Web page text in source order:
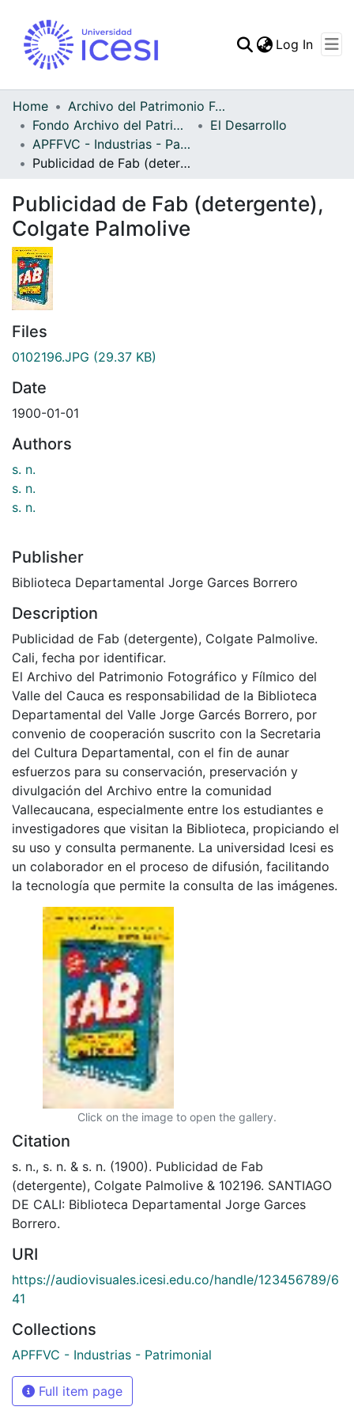
Statistics
Log In
Home
Archivo del Patrimonio Fotográfico y Fílmico del Valle del Cauca
Fondo Archivo del Patrimonio Fotográfico y Fílmico del Valle del Cauca
El Desarrollo
APFFVC - Industrias - Patrimonial
Publicidad de Fab (detergente), Colgate Palmolive
Publicidad de Fab (detergente),
Colgate Palmolive
Files
0102196.JPG (29.37 KB)
Date
1900-01-01
Authors
s. n.
s. n.
s. n.
Publisher
Biblioteca Departamental Jorge Garces Borrero
Description
Publicidad de Fab (detergente), Colgate Palmolive.
Cali, fecha por identificar.
El Archivo del Patrimonio Fotográfico y Fílmico del
Valle del Cauca es responsabilidad de la Biblioteca
Departamental del Valle Jorge Garcés Borrero, por
convenio de cooperación suscrito con la Secretaria
del Cultura Departamental, con el fin de aunar
esfuerzos para su conservación, preservación y
divulgación del Archivo entre la comunidad
Vallecaucana, especialmente entre los estudiantes e
investigadores que visitan la Biblioteca, propiciando el
su uso y consulta permanente. La universidad Icesi es
un colaborador en el proceso de difusión, facilitando
la tecnología que permite la consulta de las imágenes.
Click on the image to open the gallery.
Citation
s. n., s. n. & s. n. (1900). Publicidad de Fab
(detergente), Colgate Palmolive & 102196. SANTIAGO
DE CALI: Biblioteca Departamental Jorge Garces
Borrero.
URI
https://audiovisuales.icesi.edu.co/handle/123456789/6
41
Collections
APFFVC - Industrias - Patrimonial
Full item page